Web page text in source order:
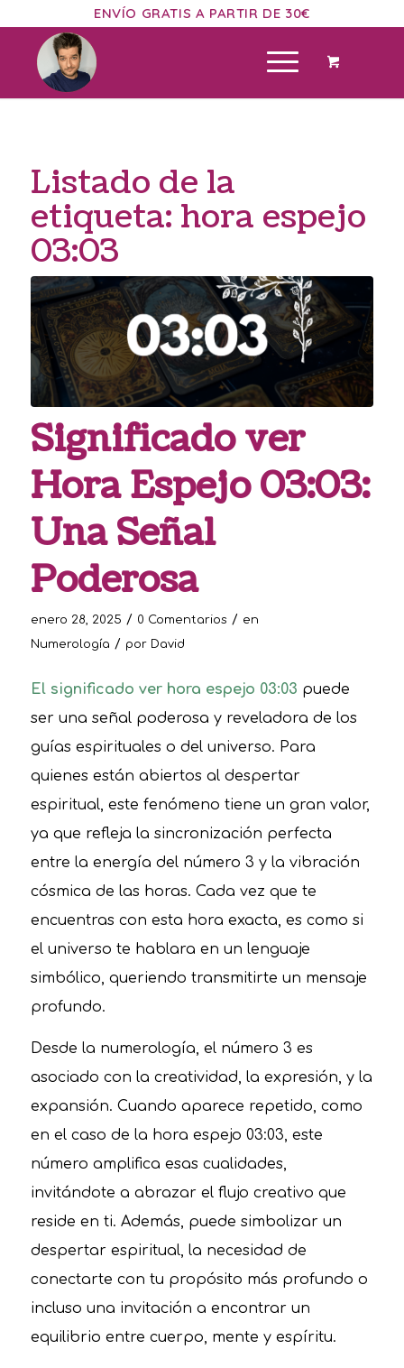
ENVÍO GRATIS A PARTIR DE 30€
Listado de la
etiqueta: hora espejo
03:03
Significado ver
Hora Espejo 03:03:
Una Señal
Poderosa
enero 28, 2025 / 0 Comentarios / en
Numerología / por David
El significado ver hora espejo 03:03 puede
ser una señal poderosa y reveladora de los
guías espirituales o del universo. Para
quienes están abiertos al despertar
espiritual, este fenómeno tiene un gran valor,
ya que refleja la sincronización perfecta
entre la energía del número 3 y la vibración
cósmica de las horas. Cada vez que te
encuentras con esta hora exacta, es como si
el universo te hablara en un lenguaje
simbólico, queriendo transmitirte un mensaje
profundo.
Desde la numerología, el número 3 es
asociado con la creatividad, la expresión, y la
expansión. Cuando aparece repetido, como
en el caso de la hora espejo 03:03, este
número amplifica esas cualidades,
invitándote a abrazar el flujo creativo que
reside en ti. Además, puede simbolizar un
despertar espiritual, la necesidad de
conectarte con tu propósito más profundo o
incluso una invitación a encontrar un
equilibrio entre cuerpo, mente y espíritu.